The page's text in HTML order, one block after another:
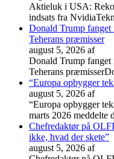
Aktieluk i USA:
indsats fra
Donald Trump fanget
Teherans præmisser
august 5, 2026 af
Donald Trump fanget
Teherans
“Europa opbygger
august 5, 2026 af
“Europa opbygger
marts 2026 meddelte
Chefredaktør på
ikke, hvad der skete”
august 5, 2026 af